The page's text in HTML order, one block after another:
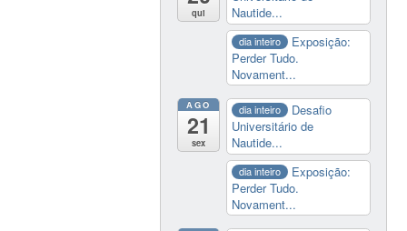
qui
Nautide...
dia inteiro
Exposição:
Perder Tudo.
Novament...
AGO
21
sex
dia inteiro
Desafio
Universitário de
Nautide...
dia inteiro
Exposição:
Perder Tudo.
Novament...